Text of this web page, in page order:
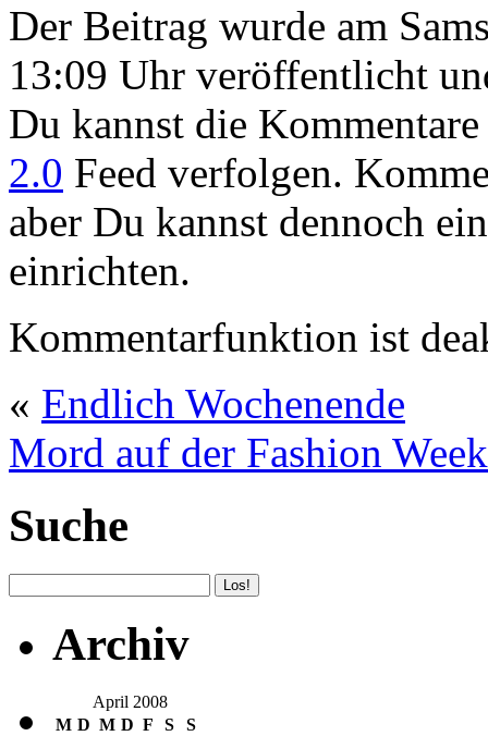
Der Beitrag wurde am
13:09 Uhr veröffentlicht
Du kannst die
2.0 Feed verfolgen.
aber Du kannst dennoch
einrichten.
Kommentarfunktion ist
« Endlich Wochenende
Mord auf der Fashion Week
Suche
Archiv
April 2008
M D M D F S
S